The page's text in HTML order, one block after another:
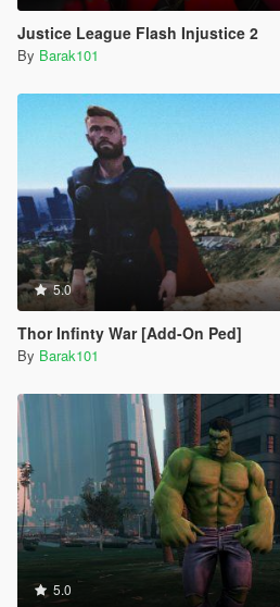
Justice League Flash Injustice 2
By Barak101
5.0
Thor Infinty War [Add-On Ped]
By Barak101
5.0